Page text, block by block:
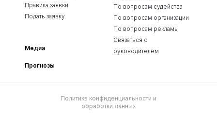
Правила заявки
Подать заявку
Медиа
Прогнозы
По вопросам судейства
По вопросам организации
По вопросам рекламы
Связаться с
руководителем
Политика конфиденциальности и
обработки данных